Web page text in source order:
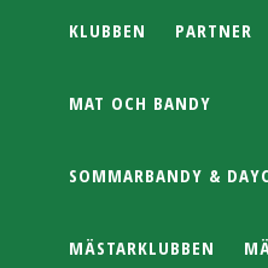
KLUBBEN PARTNER
MAT OCH BANDY
SOMMARBANDY &
MÄSTARKLUBBEN